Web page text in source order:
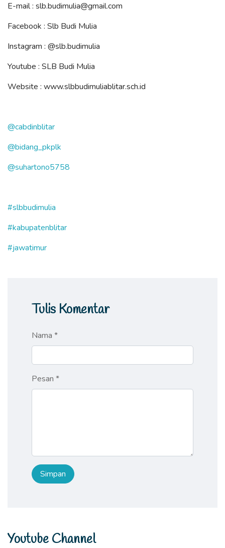
E-mail : slb.budimulia@gmail.com
Facebook : Slb Budi Mulia
Instagram : @slb.budimulia
Youtube : SLB Budi Mulia
Website : www.slbbudimuliablitar.sch.id
@cabdinblitar
@bidang_pkplk
@suhartono5758
#slbbudimulia
#kabupatenblitar
#jawatimur
Tulis Komentar
Nama *
Pesan *
Youtube Channel